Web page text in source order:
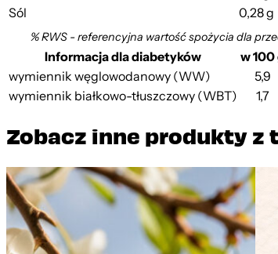
Sól
0,28 g
% RWS - referencyjna wartość spożycia dla
Informacja dla diabetyków w 100
wymiennik węglowodanowy (WW)
5,9
wymiennik białkowo-tłuszczowy (WBT)
1,7
Zobacz inne produkty z